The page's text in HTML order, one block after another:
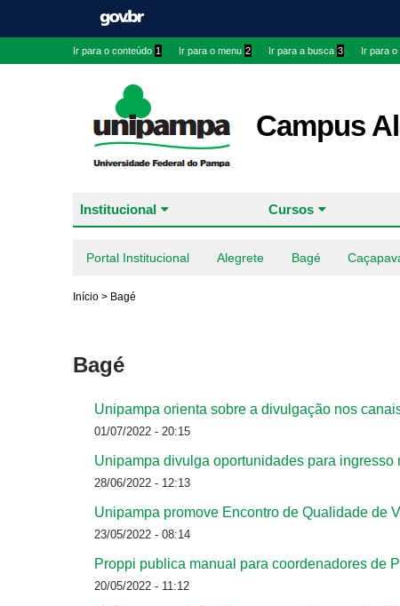
Ir para o conteúdo 1 Ir para o menu 2 Ir para a busca 3 Ir para o
Campus
Institucional Cursos
Portal Institucional Alegrete Bagé
Início > Bagé
Bagé
Unipampa orienta sobre a divulgação nos
01/07/2022 - 20:15
Unipampa divulga oportunidades para ingresso
28/06/2022 - 12:13
Unipampa promove Encontro de Qualidade de
23/05/2022 - 08:14
Proppi publica manual para coordenadores de
20/05/2022 - 11:12